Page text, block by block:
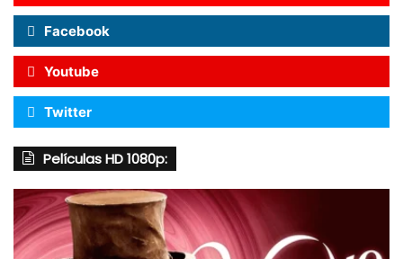
Facebook
Youtube
Twitter
Películas HD 1080p: